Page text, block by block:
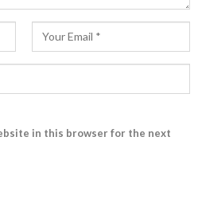
in this browser for the next